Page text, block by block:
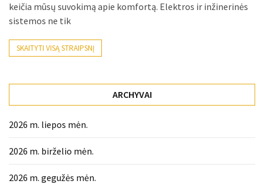
Trys
pakeistos
detalės,
liko:
atpažinti,
kad
niekas
keičia mūsų suvokimą apie komfortą. Elektros ir inžinerinės
sistemos ne tik
SKAITYTI VISĄ STRAIPSNĮ
ARCHYVAI
2026 m. liepos mėn.
2026 m. birželio mėn.
2026 m. gegužės mėn.